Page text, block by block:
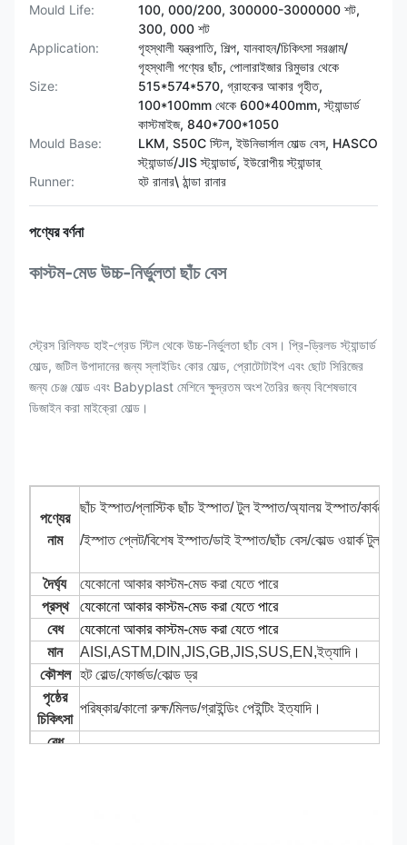
Mould Life:
100, 000/200, 300000-3000000 শট,
300, 000 শট
Application:
গৃহস্থালী যন্ত্রপাতি, শিল্প, যানবাহন/চিকিৎসা সরঞ্জাম/
গৃহস্থালী পণ্যের ছাঁচ, পোলারাইজার রিমুভার থেকে
Size:
515*574*570, গ্রাহকের আকার গৃহীত,
100*100mm থেকে 600*400mm, স্ট্যান্ডার্ড
কাস্টমাইজ, 840*700*1050
Mould Base:
LKM, S50C স্টিল, ইউনিভার্সাল মোল্ড বেস, HASCO
স্ট্যান্ডার্ড/JIS স্ট্যান্ডার্ড, ইউরোপীয় স্ট্যান্ডার্
Runner:
হট রানার\ ঠান্ডা রানার
পণ্যের বর্ণনা
কাস্টম-মেড উচ্চ-নির্ভুলতা ছাঁচ বেস
স্ট্রেস রিলিফড হাই-গ্রেড স্টিল থেকে উচ্চ-নির্ভুলতা ছাঁচ বেস। প্রি-ড্রিলড স্ট্যান্ডার্ড
মোল্ড, জটিল উপাদানের জন্য স্লাইডিং কোর মোল্ড, প্রোটোটাইপ এবং ছোট সিরিজের
জন্য চেঞ্জ মোল্ড এবং Babyplast মেশিনে ক্ষুদ্রতম অংশ তৈরির জন্য বিশেষভাবে
ডিজাইন করা মাইক্রো মোল্ড।
পণ্যের
নাম
ছাঁচ ইস্পাত/প্লাস্টিক ছাঁচ ইস্পাত/ টুল ইস্পাত/অ্যালয় ইস্পাত/কার্বন
/ইস্পাত প্লেট/বিশেষ ইস্পাত/ডাই ইস্পাত/ছাঁচ বেস/কোল্ড ওয়ার্ক টুল
দৈর্ঘ্য
যেকোনো আকার কাস্টম-মেড করা যেতে পারে
প্রস্থ
যেকোনো আকার কাস্টম-মেড করা যেতে পারে
বেধ
যেকোনো আকার কাস্টম-মেড করা যেতে পারে
মান
AISI,ASTM,DIN,JIS,GB,JIS,SUS,EN,ইত্যাদি।
কৌশল
হট রোল্ড/ফোর্জড/কোল্ড ড্র
পৃষ্ঠের
চিকিৎসা
পরিষ্কার/কালো রুক্ষ/মিলড/গ্রাইন্ডিং পেইন্টিং ইত্যাদি।
বেধ